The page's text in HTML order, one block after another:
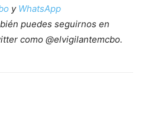
y WhatsApp
puedes seguirnos en
como @elvigilantemcbo.